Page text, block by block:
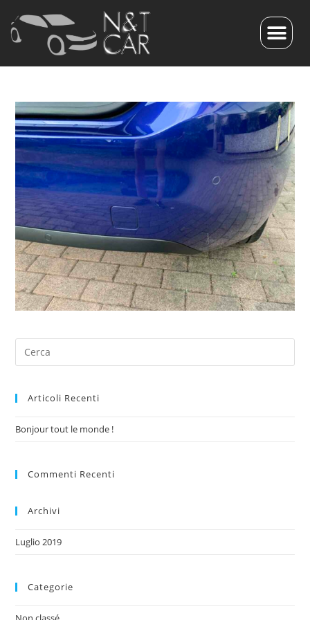
Articoli Recenti
Bonjour tout le monde !
Commenti Recenti
Archivi
Luglio 2019
Categorie